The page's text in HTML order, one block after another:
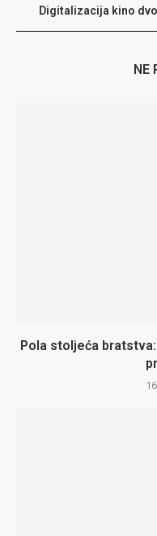
Digitalizacija kino
NE
Pola stoljeća